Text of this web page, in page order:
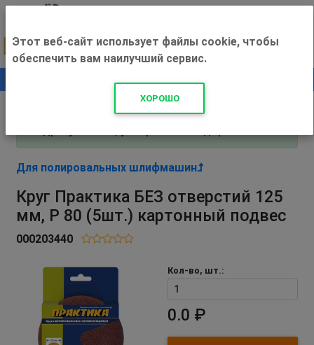
+500 ₽
Внимание! С 3 августа магазин работает по
Для полировальных шлифмашин
Круг Практика БЕЗ отверстий 125
мм, P 80 (5шт.) картонный подвес
000203440
Кол-во, шт.:
0.0 ₽
Этот веб-сайт использует файлы cookie, чтобы
обеспечить вам наилучший сервис.
ХОРОШО